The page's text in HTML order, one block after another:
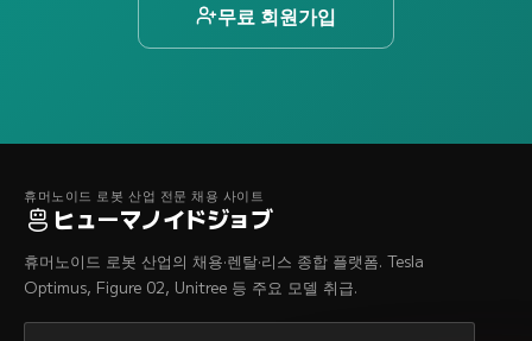
무료 회원가입
휴머노이드 로봇 산업 전문 채용 사이트
ヒューマノイドジョブ
휴머노이드 로봇 산업의 채용·렌탈·리스 종합 플랫폼. Tesla
Optimus, Figure 02, Unitree 등 주요 모델 취급.